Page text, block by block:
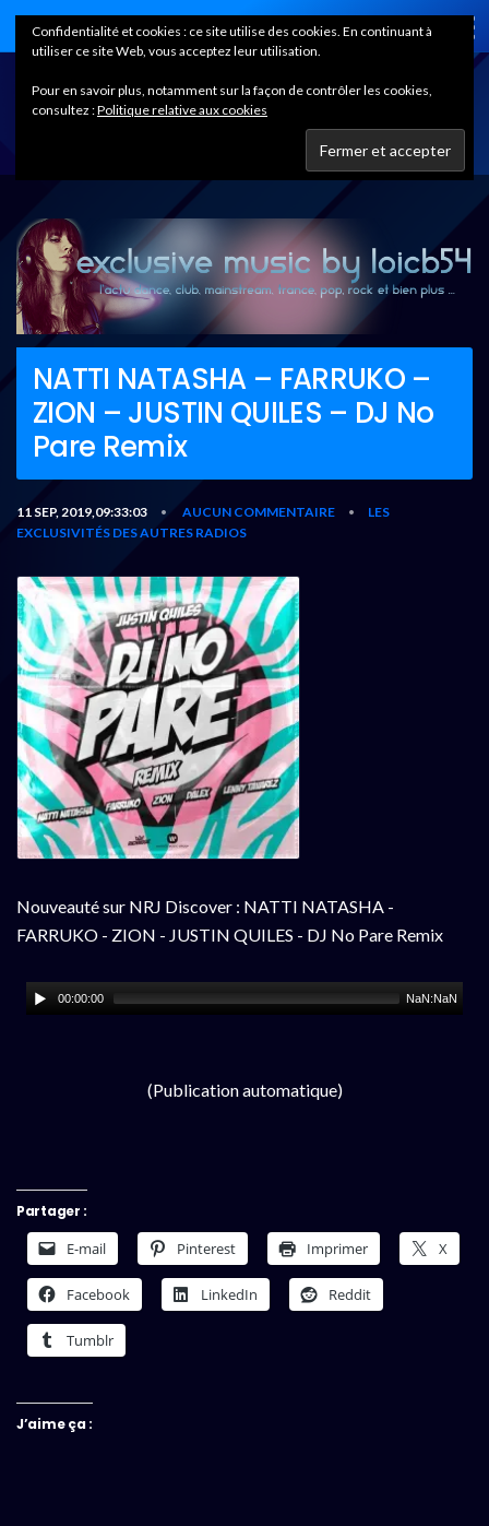
Home
NATTI NATASHA – FARRUKO –
ZION – JUSTIN QUILES – DJ No
Pare Remix
11 SEP, 2019,09:33:03 • AUCUN COMMENTAIRE •
LES
EXCLUSIVITÉS DES AUTRES RADIOS
Nouveauté sur NRJ Discover : NATTI NATASHA -
FARRUKO - ZION - JUSTIN QUILES - DJ No Pare Remix
00:00:00 NaN:NaN
(Publication automatique)
Partager :
E-mail Pinterest Imprimer X
Facebook LinkedIn Reddit
Tumblr
J’aime ça :
Confidentialité et cookies : ce site utilise des cookies. En continuant à
utiliser ce site Web, vous acceptez leur utilisation.
Pour en savoir plus, notamment sur la façon de contrôler les cookies,
consultez :Politique relative aux cookies